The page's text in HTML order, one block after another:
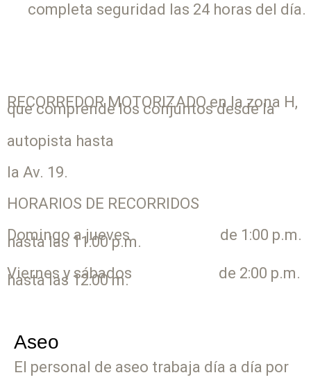
completa seguridad las 24 horas del día.
RECORREDOR MOTORIZADOen la zona H,
que comprende los conjuntos desde la
autopista hasta
la Av. 19.
HORARIOS DE RECORRIDOS
Domingo a jueves de 1:00 p.m.
hasta las 11:00 p.m.
Viernes y sábados de 2:00 p.m.
hasta las 12:00 m.
Aseo
El personal de aseo trabaja día a día por